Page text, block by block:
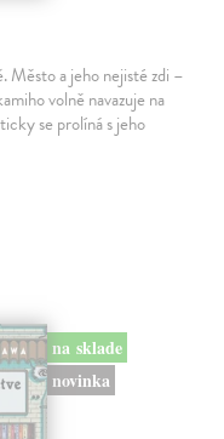
Město a jeho nejisté zdi –
volně navazuje na
se prolíná s jeho
na sklade
novinka